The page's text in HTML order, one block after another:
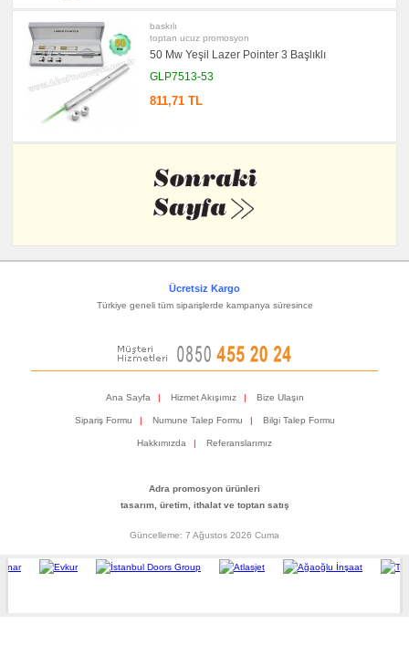
baskılı
toptan ucuz promosyon
50 Mw Yeşil Lazer Pointer 3 Başlıklı
GLP7513-53
811,71 TL
Ücretsiz Kargo
Türkiye geneli tüm siparişlerde kampanya süresince
Ana Sayfa | Hizmet Akışımız | Bize Ulaşın
Sipariş Formu | Numune Talep Formu | Bilgi Talep Formu
Hakkımızda | Referanslarımız
Adra promosyon ürünleri
tasarım, üretim, ithalat ve toptan satış
Güncelleme: 7 Ağustos 2026 Cuma